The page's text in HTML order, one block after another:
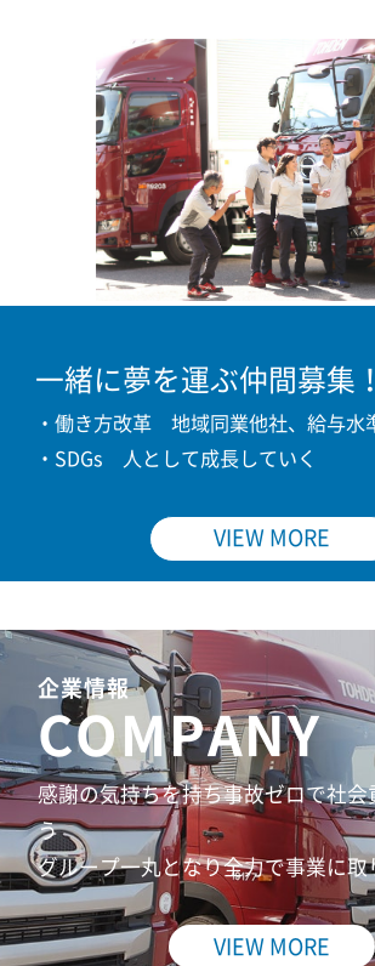
一緒に夢を運ぶ仲間募集！
・働き方改革 地域同業他社、給与水
・SDGs 人として成長していく
VIEW MORE
企業情報
COMPANY
感謝の気持ちを持ち事故ゼロで社会
う
グループ一丸となり全力で事業に取
VIEW MORE